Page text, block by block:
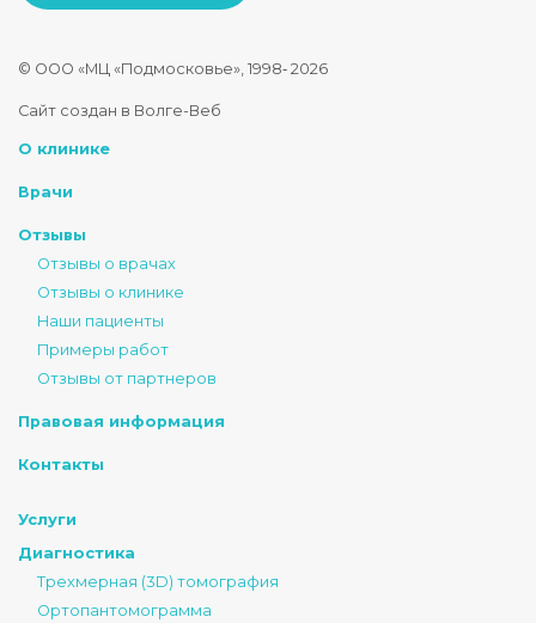
© ООО «МЦ «Подмосковье», 1998‑ 2026
Стоматология Подмосковье
+7 4852 74-45-45
Сайт создан в Волге-Веб
О клинике
Врачи
Отзывы
Отзывы о врачах
Отзывы о клинике
Наши пациенты
Примеры работ
Отзывы от партнеров
Правовая информация
Контакты
Услуги
Диагностика
Трехмерная (3D) томография
Ортопантомограмма